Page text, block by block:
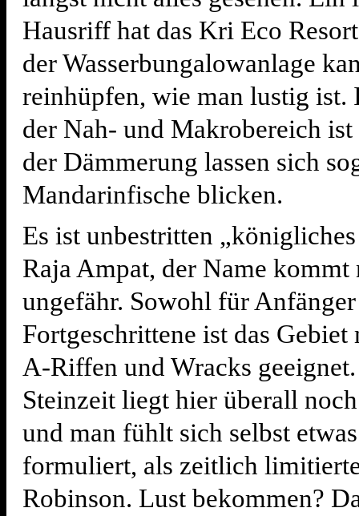
Hausriff hat das Kri Eco
der Wasserbungalowanlage
reinhüpfen, wie man lustig ist.
der Nah- und Makrobereich
der Dämmerung lassen sich
Mandarinfische blicken.
Es ist unbestritten
Raja Ampat, der Name
ungefähr. Sowohl für
Fortgeschrittene ist das Gebiet
A-Riffen und Wracks
Steinzeit liegt hier überall
und man fühlt sich selbst
formuliert, als zeitlich
Robinson. Lust bekommen?